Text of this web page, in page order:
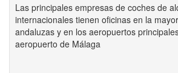
Las principales empresas de coches de
internacionales tienen oficinas en la
andaluzas y en los aeropuertos
aeropuerto de Málaga